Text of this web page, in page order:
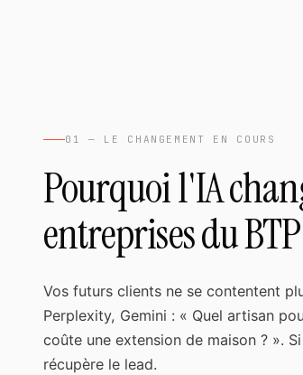
01 — LE CHANGEMENT EN COURS
Pourquoi l'IA
entreprises du BTP
Vos futurs clients ne se contentent
Perplexity, Gemini : « Quel artisan
coûte une extension de maison ? ».
récupère le lead.